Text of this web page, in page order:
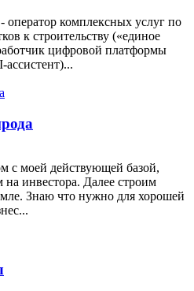
комплексных услуг по
к строительству («единое
цифровой платформы
с моей действующей базой,
инвестора. Далее строим
Знаю что нужно для хорошей